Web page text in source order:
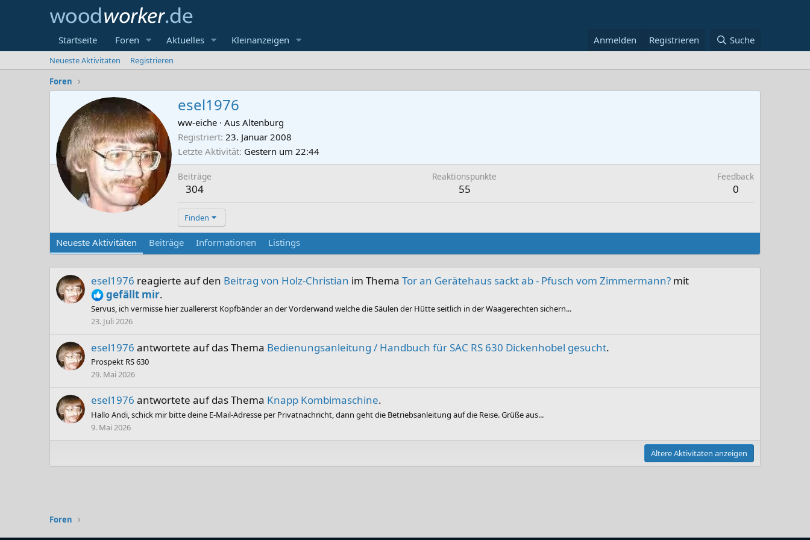
Startseite Foren Aktuelles Kleinanzeigen Anmelden Registrieren Suche
Neueste Aktivitäten
Registrieren
Foren
esel1976
ww-eiche · Aus Altenburg
Registriert 23. Januar 2008
Letzte Aktivität Gestern um 22:44
Beiträge
304
Reaktionspunkte
55
Feedback
0
Finden
Neueste Aktivitäten Beiträge Informationen Listings
esel1976 reagierte auf den Beitrag von Holz-Christian im Thema Tor an Gerätehaus sackt ab - Pfusch vom Zimmermann? mit
gefällt mir.
Servus, ich vermisse hier zuallererst Kopfbänder an der Vorderwand welche die Säulen der Hütte seitlich in der Waagerechten sichern...
23. Juli 2026
esel1976 antwortete auf das Thema Bedienungsanleitung / Handbuch für SAC RS 630 Dickenhobel gesucht.
Prospekt RS 630
29. Mai 2026
esel1976 antwortete auf das Thema Knapp Kombimaschine.
Hallo Andi, schick mir bitte deine E-Mail-Adresse per Privatnachricht, dann geht die Betriebsanleitung auf die Reise. Grüße aus...
9. Mai 2026
Ältere Aktivitäten anzeigen
Foren